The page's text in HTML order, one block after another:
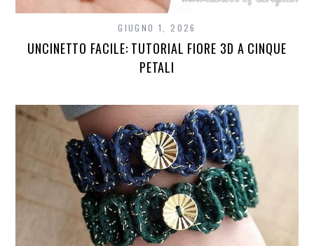
GIUGNO 1, 2026
UNCINETTO FACILE: TUTORIAL FIORE 3D A CINQUE
PETALI